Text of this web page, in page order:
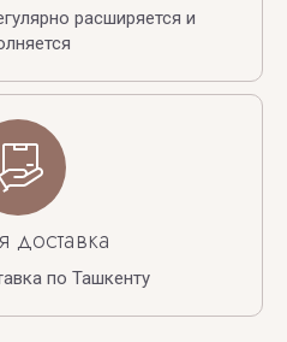
расширяется и
доставка
по Ташкенту